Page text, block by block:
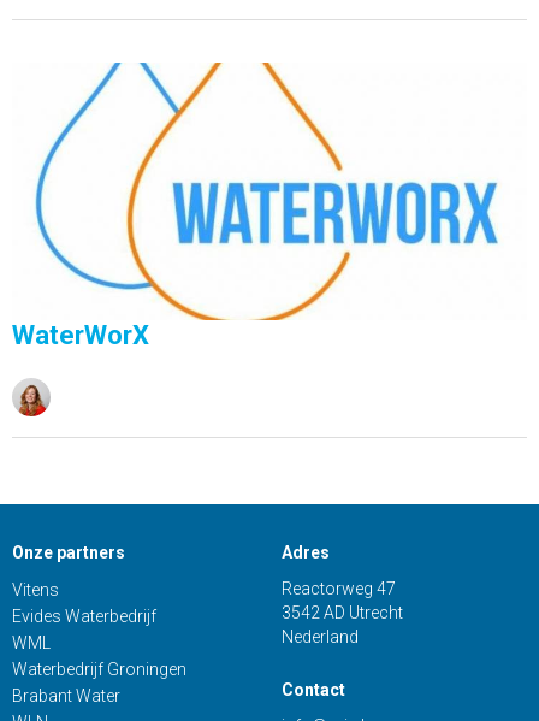
WaterWorX
Onze partners
Vitens
Evides Waterbedrijf
WML
Waterbedrijf Groningen
Brabant Water
Adres
Reactorweg 47
3542 AD Utrecht
Nederland
Contact